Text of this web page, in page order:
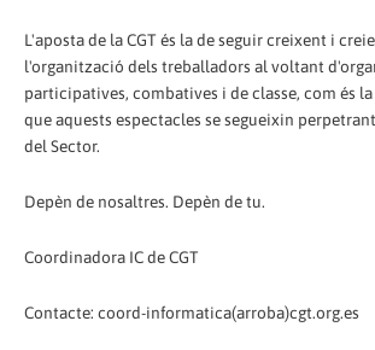
L'aposta de la CGT és la de seguir creixent i
l'organització dels treballadors al voltant
participatives, combatives i de classe, com és la
que aquests espectacles se segueixin
del Sector.
Depèn de nosaltres. Depèn de tu.
Coordinadora IC de CGT
Contacte: coord-informatica(arroba)cgt.org.es